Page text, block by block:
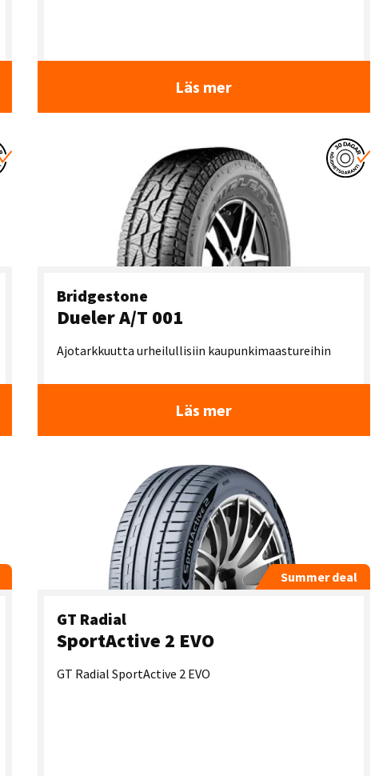
Läs mer
Bridgestone
Dueler A/T 001
Ajotarkkuutta urheilullisiin kaupunkimaastureihin
Läs mer
Summer deal
GT Radial
SportActive 2 EVO
GT Radial SportActive 2 EVO